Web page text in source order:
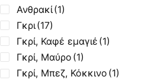
Ανθρακί(1)
Γκρι(17)
Γκρί, Καφέ εμαγιέ (1)
Γκρί, Μαύρο (1)
Γκρί, Μπεζ, Κόκκινο (1)